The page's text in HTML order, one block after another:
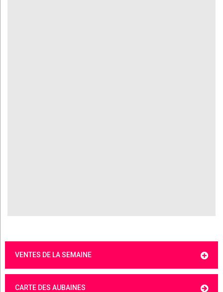
VENTES DE LA SEMAINE
CARTE DES AUBAINES